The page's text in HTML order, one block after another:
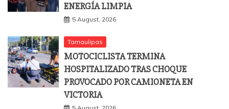
ENERGÍA LIMPIA
5 August, 2026
Tamaulipas
MOTOCICLISTA TERMINA
HOSPITALIZADO TRAS CHOQUE
PROVOCADO POR CAMIONETA EN
VICTORIA